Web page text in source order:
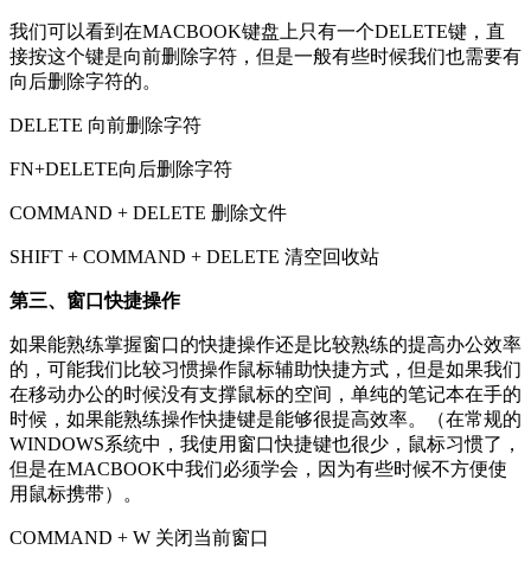
我们可以看到在MACBOOK键盘上只有一个DELETE键，直
接按这个键是向前删除字符，但是一般有些时候我们也需要有
向后删除字符的。
DELETE 向前删除字符
FN+DELETE向后删除字符
COMMAND + DELETE 删除文件
SHIFT + COMMAND + DELETE 清空回收站
第三、窗口快捷操作
如果能熟练掌握窗口的快捷操作还是比较熟练的提高办公效率
的，可能我们比较习惯操作鼠标辅助快捷方式，但是如果我们
在移动办公的时候没有支撑鼠标的空间，单纯的笔记本在手的
时候，如果能熟练操作快捷键是能够很提高效率。（在常规的
WINDOWS系统中，我使用窗口快捷键也很少，鼠标习惯了，
但是在MACBOOK中我们必须学会，因为有些时候不方便使
用鼠标携带）。
COMMAND + W 关闭当前窗口